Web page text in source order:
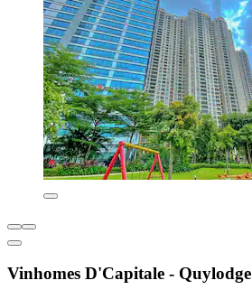
Vinhomes D'Capitale - Quylodge